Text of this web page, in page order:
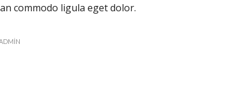
commodo ligula eget dolor.